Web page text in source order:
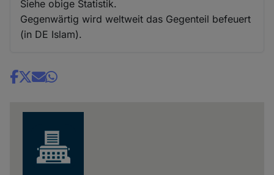
Siehe obige Statistik.
Gegenwärtig wird weltweit das Gegenteil befeuert
(in DE Islam).
Share